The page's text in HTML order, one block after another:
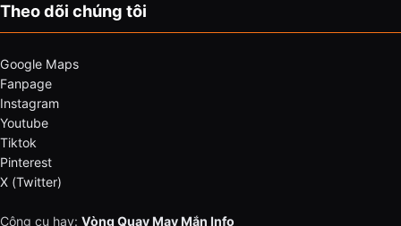
Theo dõi chúng tôi
Google Maps
Fanpage
Instagram
Youtube
Tiktok
Pinterest
X (Twitter)
Công cụ hay: Vòng Quay May Mắn Info